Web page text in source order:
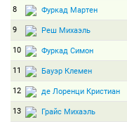
8 Фуркад Мартен
9 Реш Михаэль
10 Фуркад Симон
11 Бауэр Клемен
12 де Лоренци Кристиан
13 Грайс Михаэль